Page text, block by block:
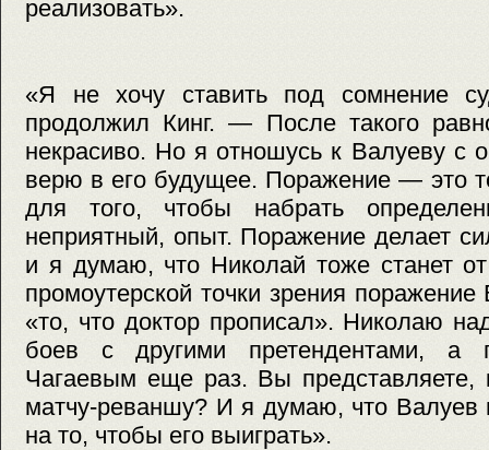
реализовать».
«Я не хочу ставить под сомнение
продолжил Кинг. — После такого
некрасиво. Но я отношусь к Валуеву с
верю в его будущее. Поражение — это
для того, чтобы набрать
неприятный, опыт. Поражение делает
и я думаю, что Николай тоже станет
промоутерской точки зрения
«то, что доктор прописал». Николаю
боев с другими претендентами, а
Чагаевым еще раз. Вы представляете,
матчу-реваншу? И я думаю, что
на то, чтобы его выиграть».